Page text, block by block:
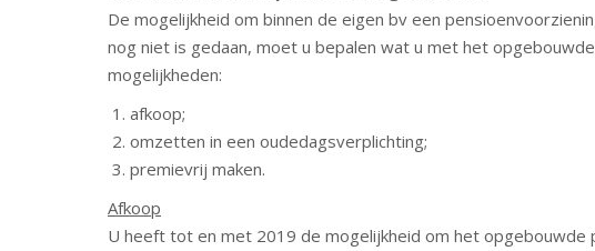
De mogelijkheid om binnen de eigen bv een
nog niet is gedaan, moet u bepalen wat u met het
mogelijkheden:
afkoop;
omzetten in een oudedagsverplichting;
premievrij maken.
Afkoop
U heeft tot en met 2019 de mogelijkheid om het opgebouwde